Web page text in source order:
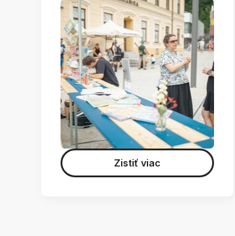
Zistiť viac